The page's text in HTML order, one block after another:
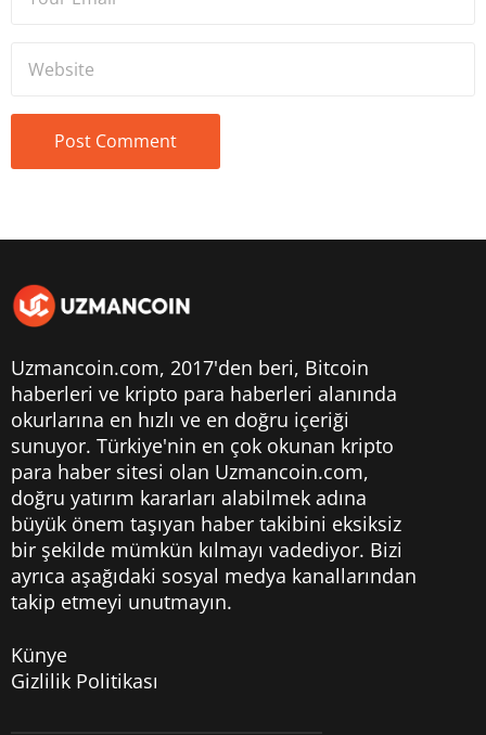
Uzmancoin.com, 2017'den beri, Bitcoin
haberleri ve kripto para haberleri alanında
okurlarına en hızlı ve en doğru içeriği
sunuyor. Türkiye'nin en çok okunan kripto
para haber sitesi olan Uzmancoin.com,
doğru yatırım kararları alabilmek adına
büyük önem taşıyan haber takibini eksiksiz
bir şekilde mümkün kılmayı vadediyor. Bizi
ayrıca aşağıdaki sosyal medya kanallarından
takip etmeyi unutmayın.
Künye
Gizlilik Politikası